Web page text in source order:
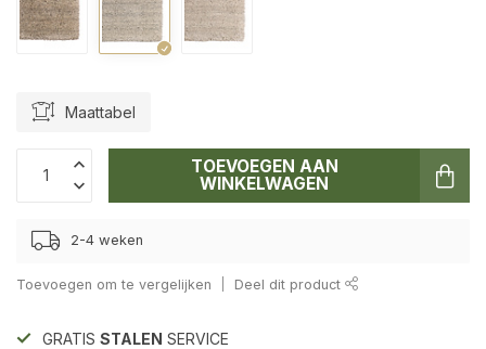
Maattabel
TOEVOEGEN AAN
WINKELWAGEN
2-4 weken
Toevoegen om te vergelijken Deel dit product
GRATIS STALEN SERVICE